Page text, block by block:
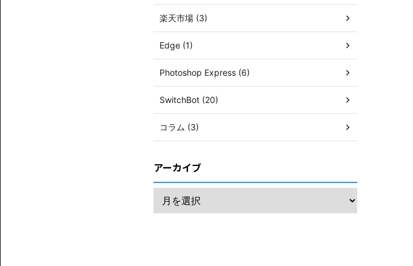
楽天市場 (3)
Edge (1)
Photoshop Express (6)
SwitchBot (20)
コラム (3)
アーカイブ